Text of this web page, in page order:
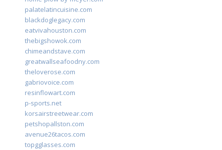
palatelatincuisine.com
blackdoglegacy.com
eatvivahouston.com
thebigshowok.com
chimeandstave.com
greatwallseafoodny.com
theloverose.com
gabriovoice.com
resinflowart.com
p-sports.net
korsairstreetwear.com
petshopallston.com
avenue26tacos.com
topgglasses.com